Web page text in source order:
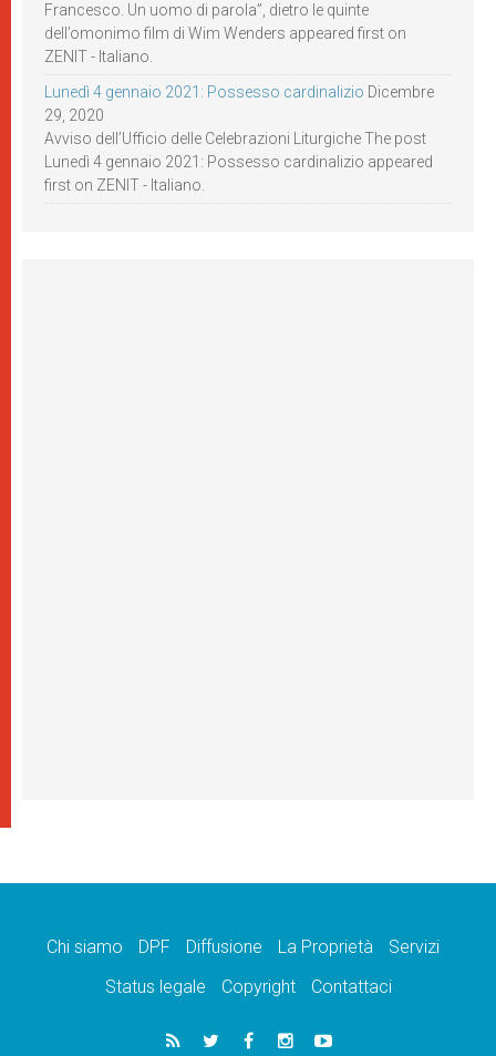
Francesco. Un uomo di parola”, dietro le quinte
dell’omonimo film di Wim Wenders appeared first on
ZENIT - Italiano.
Lunedì 4 gennaio 2021: Possesso cardinalizio Dicembre
29, 2020
Avviso dell’Ufficio delle Celebrazioni Liturgiche The post
Lunedì 4 gennaio 2021: Possesso cardinalizio appeared
first on ZENIT - Italiano.
Chi siamo DPF Diffusione La Proprietà
Servizi
Status legale
Copyright Contattaci